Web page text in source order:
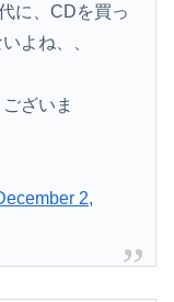
に、CDを買っ
よね、、
ざいま
2,